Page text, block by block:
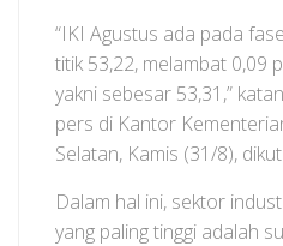
“IKI Agustus ada pada
titik 53,22, melambat 0,09
yakni sebesar 53,31,”
pers di Kantor
Selatan, Kamis (31/8),
Dalam hal ini, sektor
yang paling tinggi adalah